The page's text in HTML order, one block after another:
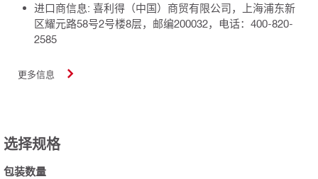
进口商信息: 喜利得（中国）商贸有限公司，上海浦东新
区耀元路58号2号楼8层，邮编200032，电话：400-820-
2585
更多信息
选择规格
包装数量